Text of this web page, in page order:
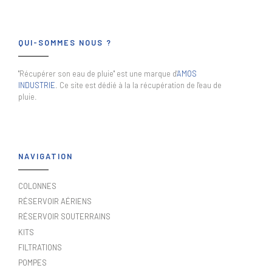
QUI-SOMMES NOUS ?
"Récupérer son eau de pluie" est une marque d'AMOS
INDUSTRIE . Ce site est dédié à la la récupération de l'eau de
pluie.
NAVIGATION
COLONNES
RÉSERVOIR AÉRIENS
RÉSERVOIR SOUTERRAINS
KITS
FILTRATIONS
POMPES